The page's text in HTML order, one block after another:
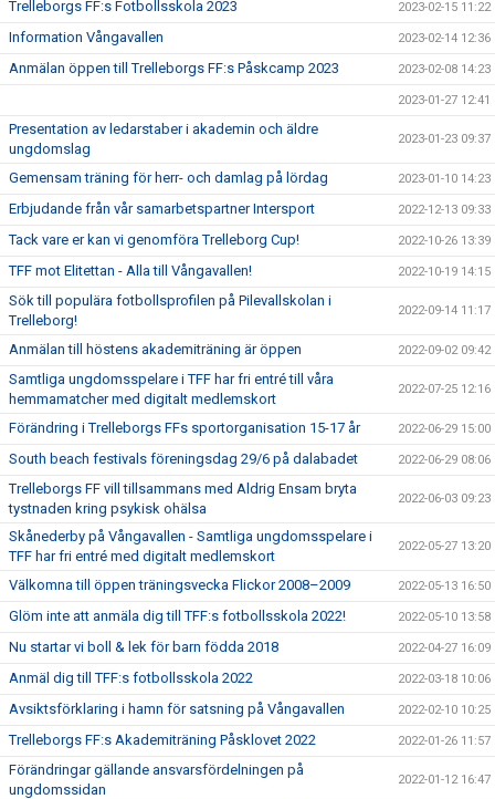
Trelleborgs FF:s Fotbollsskola 2023 2023-02-15 11:22
Information Vångavallen 2023-02-14 12:36
Anmälan öppen till Trelleborgs FF:s Påskcamp 2023 2023-02-08 14:23
2023-01-27 12:41
Presentation av ledarstaber i akademin och äldre
ungdomslag
2023-01-23 09:37
Gemensam träning för herr- och damlag på lördag 2023-01-10 14:23
Erbjudande från vår samarbetspartner Intersport 2022-12-13 09:33
Tack vare er kan vi genomföra Trelleborg Cup! 2022-10-26 13:39
TFF mot Elitettan - Alla till Vångavallen! 2022-10-19 14:15
Sök till populära fotbollsprofilen på Pilevallskolan i
Trelleborg!
2022-09-14 11:17
Anmälan till höstens akademiträning är öppen 2022-09-02 09:42
Samtliga ungdomsspelare i TFF har fri entré till våra
hemmamatcher med digitalt medlemskort
2022-07-25 12:16
Förändring i Trelleborgs FFs sportorganisation 15-17 år 2022-06-29 15:00
South beach festivals föreningsdag 29/6 på dalabadet 2022-06-29 08:06
Trelleborgs FF vill tillsammans med Aldrig Ensam bryta
tystnaden kring psykisk ohälsa
2022-06-03 09:23
Skånederby på Vångavallen - Samtliga ungdomsspelare i
TFF har fri entré med digitalt medlemskort
2022-05-27 13:20
Välkomna till öppen träningsvecka Flickor 2008–2009 2022-05-13 16:50
Glöm inte att anmäla dig till TFF:s fotbollsskola 2022! 2022-05-10 13:58
Nu startar vi boll & lek för barn födda 2018 2022-04-27 16:09
Anmäl dig till TFF:s fotbollsskola 2022 2022-03-18 10:06
Avsiktsförklaring i hamn för satsning på Vångavallen 2022-02-10 10:25
Trelleborgs FF:s Akademiträning Påsklovet 2022 2022-01-26 11:57
Förändringar gällande ansvarsfördelningen på
ungdomssidan
2022-01-12 16:47